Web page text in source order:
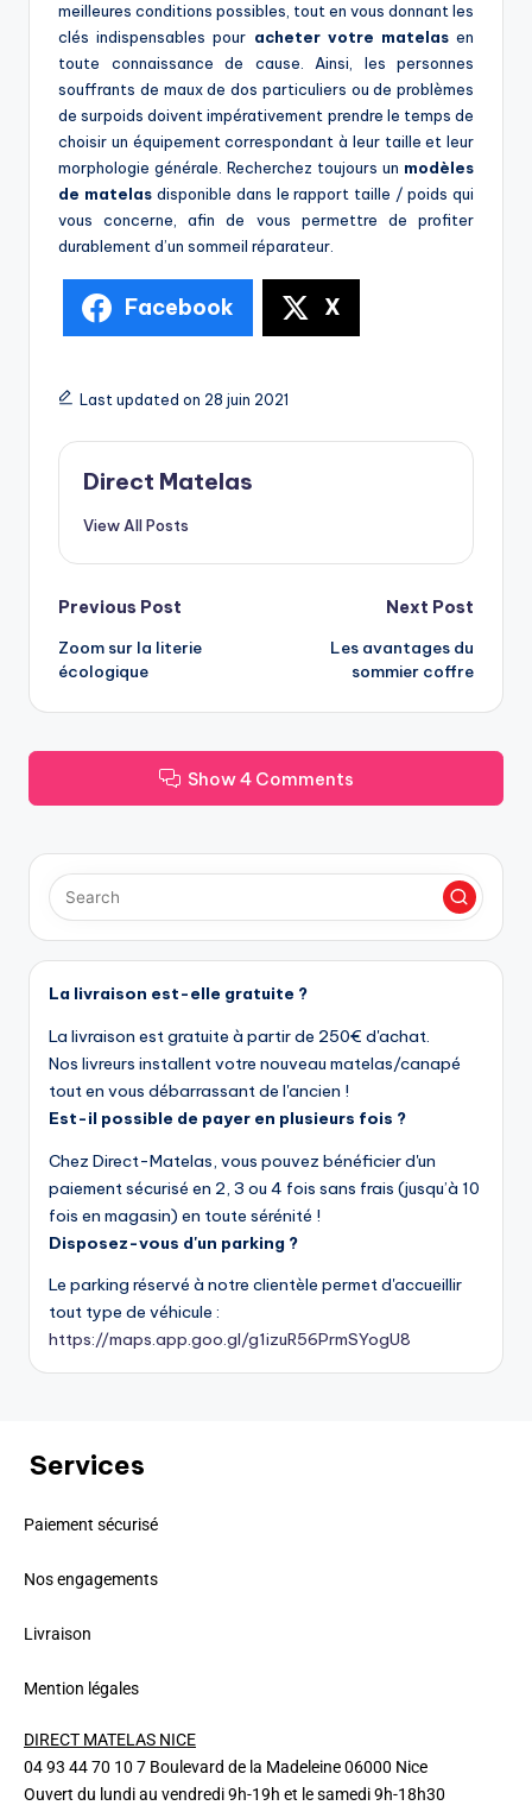
meilleures conditions possibles, tout en vous donnant les
clés indispensables pour acheter votre matelasen
toute connaissance de cause. Ainsi, les personnes
souffrants de maux de dos particuliers ou de problèmes
de surpoids doivent impérativement prendre le temps de
choisir un équipement correspondant à leur taille et leur
morphologie générale. Recherchez toujours un modèles
de matelasdisponible dans le rapport taille / poids qui
vous concerne, afin de vous permettre de profiter
durablement d’un sommeil réparateur.
Facebook X
Last updated on 28 juin 2021
Direct Matelas
View All Posts
Previous Post
Zoom sur la literie
écologique
Next Post
Les avantages du
sommier coffre
Show 4 Comments
La livraison est-elle gratuite ?
La livraison est gratuite à partir de 250€ d'achat.
Nos livreurs installent votre nouveau matelas/canapé
tout en vous débarrassant de l'ancien !
Est-il possible de payer en plusieurs fois ?
Chez Direct-Matelas, vous pouvez bénéficier d'un
paiement sécurisé en 2, 3 ou 4 fois sans frais (jusqu’à 10
fois en magasin) en toute sérénité !
Disposez-vous d'un parking ?
Le parking réservé à notre clientèle permet d'accueillir
tout type de véhicule :
https://maps.app.goo.gl/g1izuR56PrmSYogU8
Services
Paiement sécurisé
Nos engagements
Livraison
Mention légales
DIRECT MATELAS NICE
04 93 44 70 10 7 Boulevard de la Madeleine 06000 Nice
Ouvert du lundi au vendredi 9h-19h et le samedi 9h-18h30